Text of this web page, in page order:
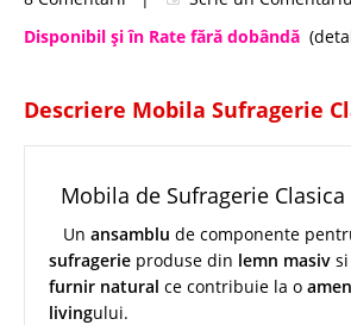
Disponibil şi în Rate fără dobândă
Descriere Mobila Sufragerie
Mobila de Sufragerie Clasica
Un ansamblu de componente
sufragerie produse din lemn masiv si
furnir natural ce contribuie la o
livingului.